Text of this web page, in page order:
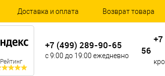
Доставка и оплата Возврат товара
Рейтинг
+7 (499) 289-90-65
с 9:00 до 19:00 ежедневно
56